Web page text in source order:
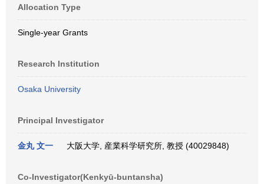
Allocation Type
Single-year Grants
Research Institution
Osaka University
Principal Investigator
金丸 文一 大阪大学, 産業科学研究所, 教授 (40029848)
Co-Investigator(Kenkyū-buntansha)